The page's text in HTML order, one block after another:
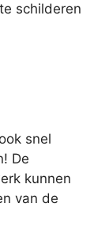
schilderen
snel
De
kunnen
van de